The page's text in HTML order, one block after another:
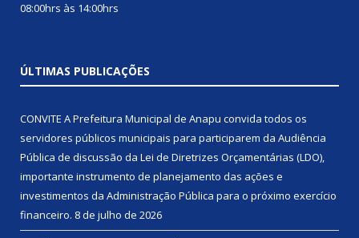
08:00hrs às 14:00hrs
ÚLTIMAS PUBLICAÇÕES
CONVITE A Prefeitura Municipal de Anapu convida todos os
servidores públicos municipais para participarem da Audiência
Pública de discussão da Lei de Diretrizes Orçamentárias (LDO),
importante instrumento de planejamento das ações e
investimentos da Administração Pública para o próximo exercício
financeiro. 8 de julho de 2026